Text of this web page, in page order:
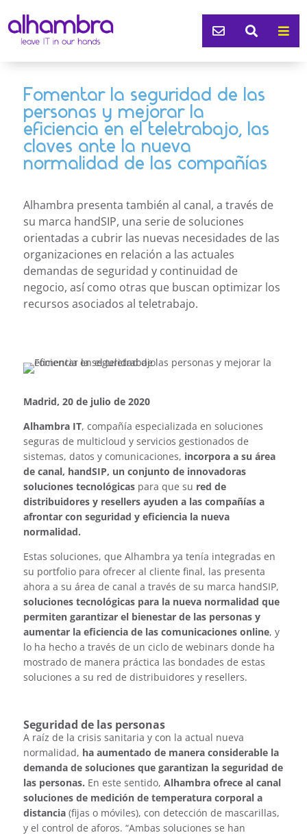
  
Fomentar la seguridad de las
personas y mejorar la
eficiencia en el teletrabajo, las
claves ante la nueva
normalidad de las compañías
Alhambra presenta también al canal, a través de
su marca handSIP, una serie de soluciones
orientadas a cubrir las nuevas necesidades de las
organizaciones en relación a las actuales
demandas de seguridad y continuidad de
negocio, así como otras que buscan optimizar los
recursos asociados al teletrabajo.
Madrid, 20 de julio de 2020
Alhambra IT, compañía especializada en soluciones
seguras de multicloud y servicios gestionados de
sistemas, datos y comunicaciones, incorpora a su área
de canal, handSIP, un conjunto de innovadoras
soluciones tecnológicaspara que su red de
distribuidores y resellers ayuden a las compañías a
afrontar con seguridad y eficiencia la nueva
normalidad.
Estas soluciones, que Alhambra ya tenía integradas en
su portfolio para ofrecer al cliente final, las presenta
ahora a su área de canal a través de su marca handSIP,
soluciones tecnológicas para la nueva normalidad que
permiten garantizar el bienestar de las personas y
aumentar la eficiencia de las comunicaciones online, y
lo ha hecho a través de un ciclo de webinars donde ha
mostrado de manera práctica las bondades de estas
soluciones a su red de distribuidores y resellers.
Seguridad de las personas
A raíz de la crisis sanitaria y con la actual nueva
normalidad, ha aumentado de manera considerable la
demanda de soluciones que garantizan la seguridad de
las personas. En este sentido, Alhambra ofrece al canal
soluciones de medición de temperatura corporal a
distancia(fijas o móviles), con detección de mascarillas,
y el control de aforos. “Ambas soluciones se han